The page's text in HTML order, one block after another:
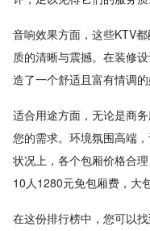
音响效果方面，这些KTV
质的清晰与震撼。在装修
造了一个舒适且富有情调的
适合用途方面，无论是商
您的需求。环境氛围高端
状况上，各个包厢价格合
10人1280元免包厢费，大
在这份排行榜中，您可以